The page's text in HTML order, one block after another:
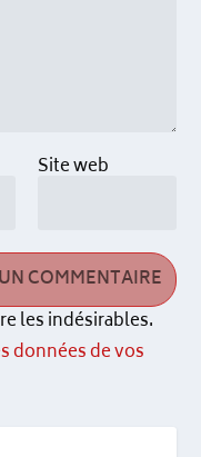
Site web
les indésirables.
données de vos